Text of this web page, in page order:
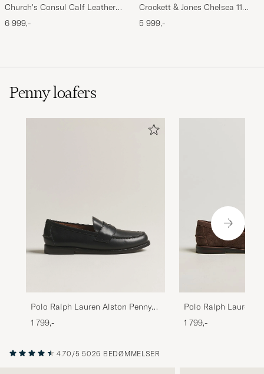
Church's Consul Calf Leather
Oxford Black
6 999,-
Crockett & Jones Chelsea 11
Black Calf Grained
5 999,-
Penny loafers
Polo Ralph Lauren Alston Penny
Loafers Black Calf
1 799,-
Polo Ralph Lauren
Penny Loafers Dark
1 799,-
4.70/5 5026 BEDØMMELSER